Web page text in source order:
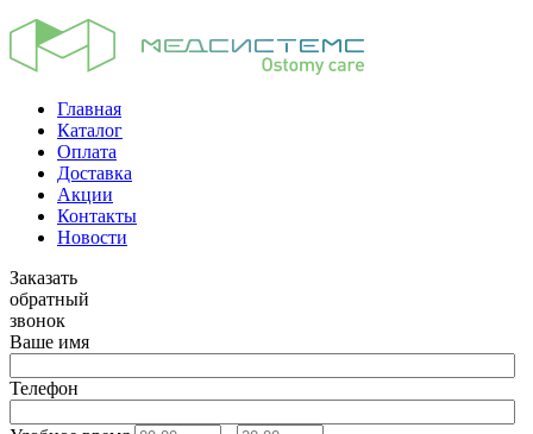
Главная
Каталог
Оплата
Доставка
Акции
Контакты
Новости
Заказать
обратный
звонок
Ваше имя
Телефон